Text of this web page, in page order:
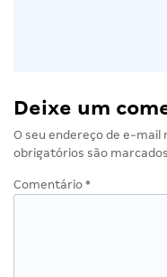
Deixe um
O seu endereço de e-mail
obrigatórios são
Comentário *